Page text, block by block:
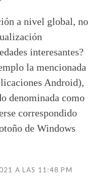
a nivel global, no
interesantes?
la mencionada
Android),
denominada como
correspondido
de Windows
A LAS 11:48 PM